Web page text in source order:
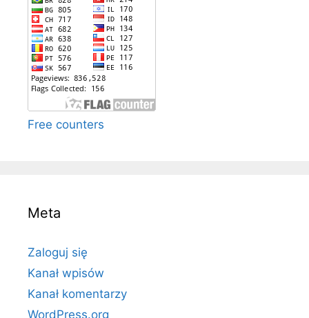
Free counters
Meta
Zaloguj się
Kanał wpisów
Kanał komentarzy
WordPress.org